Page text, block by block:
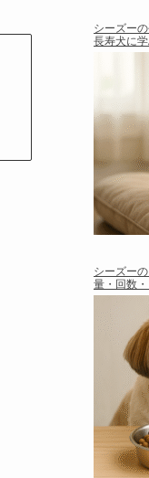
シーズー
長寿犬に
シーズー
量・回数